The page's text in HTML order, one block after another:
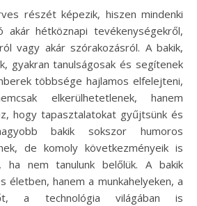
akár hétköznapi tevékenységekről,
vagy akár szórakozásról. A bakik,
gyakran tanulságosak és segítenek
többsége hajlamos elfelejteni,
elkerülhetetlenek, hanem
hogy tapasztalatokat gyűjtsünk és
bakik sokszor humoros
de komoly következményeik is
ha nem tanulunk belőlük. A bakik
életben, hanem a munkahelyeken, a
a technológia világában is